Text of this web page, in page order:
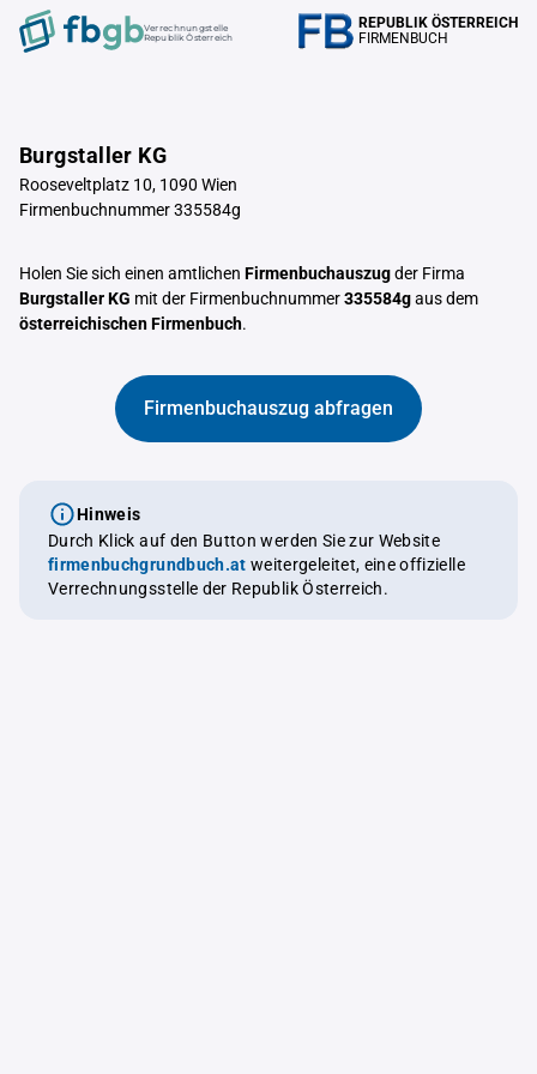
Verrechnungstelle
Republik Österreich
REPUBLIK ÖSTERREICH
FIRMENBUCH
Burgstaller KG
Rooseveltplatz 10, 1090 Wien
Firmenbuchnummer 335584g
Holen Sie sich einen amtlichen Firmenbuchauszugder Firma
Burgstaller KG mit der Firmenbuchnummer335584gaus dem
österreichischen Firmenbuch.
Firmenbuchauszug abfragen
Hinweis
Durch Klick auf den Button werden Sie zur Website
firmenbuchgrundbuch.at weitergeleitet, eine offizielle
Verrechnungsstelle der Republik Österreich.